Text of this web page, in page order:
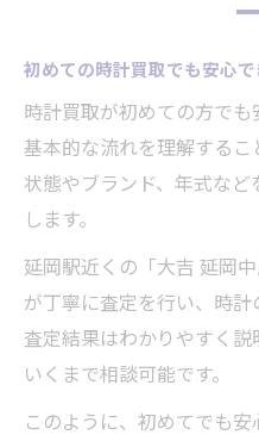
初めての時計買取でも安心
時計買取が初めての方でも
基本的な流れを理解する
状態やブランド、年式な
します。
延岡駅近くの「大吉 延岡
が丁寧に査定を行い、時計
査定結果はわかりやすく
いくまで相談可能です。
このように、初めてでも